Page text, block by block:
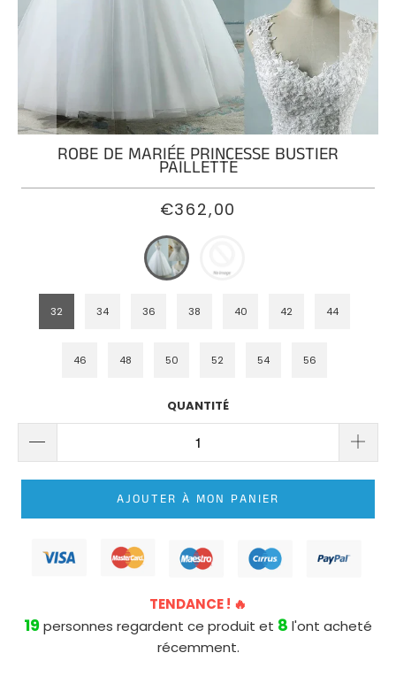
ROBE
DE
BOHÈME
MARIÉE
PRINCESSE
MARIÉE
DE
ROBE DE MARIÉE PRINCESSE BUSTIER
PAILLETTE
€362,00
32 34 36 38 40 42 44
46 48 50 52 54 56
QUANTITÉ
AJOUTER À MON PANIER
TENDANCE ! 🔥
19personnes regardent ce produit et 8 l'ont acheté
récemment.